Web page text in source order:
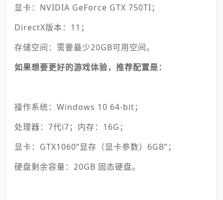
显卡：NVIDIA GeForce GTX 750TI；
DirectX版本：11；
存储空间：需要最少20GB可用空间。
如果想要更好的游戏体验，推荐配置是：
操作系统：Windows 10 64-bit；
处理器：7代i7；内存：16G；
显卡：GTX1060“显存（显卡参数）6GB”；
硬盘剩余容量：20GB 固态硬盘。